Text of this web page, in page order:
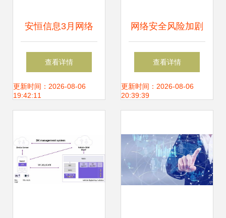
安恒信息3月网络
安全月报 针对乌克
兰APT攻击显著升
查看详情
更新时间：2026-08-06
19:42:11
网络安全风险加剧
软件信息服务及金
融业成Web应用攻
查看详情
更新时间：2026-08-06
20:39:39